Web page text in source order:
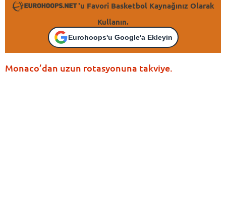
'u Favori Basketbol Kaynağınız Olarak
Kullanın.
Eurohoops'u Google'a Ekleyin
Monaco’dan uzun rotasyonuna takviye.